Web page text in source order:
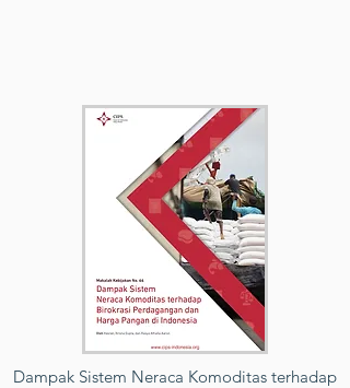
Dampak Sistem Neraca Komoditas terhadap